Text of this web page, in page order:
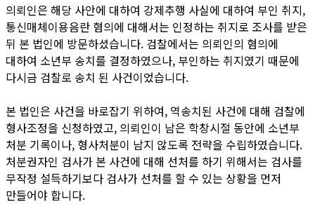
의뢰인은 해당 사안에 대하여 강제추행 사실에 대하여 부인 취지,
통신매체이용음란 혐의에 대해서는 인정하는 취지로 조사를 받은
뒤 본 법인에 방문하셨습니다. 검찰에서는 의뢰인의 혐의에
대하여 소년부 송치를 결정하였으나, 부인하는 취지였기 때문에
다시금 검찰로 송치 된 사건이었습니다.
본 법인은 사건을 바로잡기 위하여, 역송치된 사건에 대해 검찰에
형사조정을 신청하였고, 의뢰인이 남은 학창시절 동안에 소년부
처분 기록이나, 형사처분이 남지 않도록 전략을 수립하였습니다.
처분권자인 검사가 본 사건에 대해 선처를 하기 위해서는 검사를
무작정 설득하기보다 검사가 선처를 할 수 있는 상황을 먼저
만들어야 합니다.